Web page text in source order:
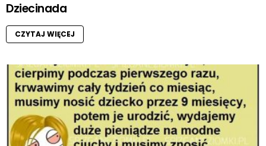
Dziecinada
CZYTAJ WIĘCEJ